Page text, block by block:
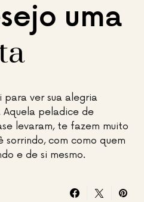
uma
para ver sua alegria
Aquela peladice de
levaram, te fazem muito
sorrindo, com como quem
e de si mesmo.